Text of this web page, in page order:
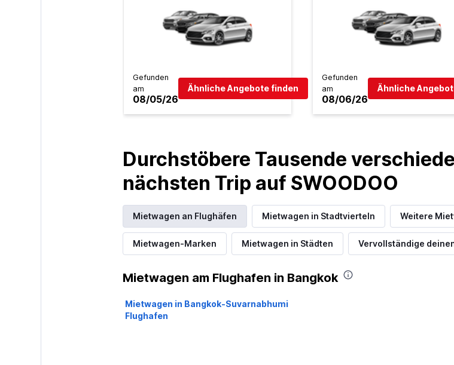
Gefunden
am
08/05/26
Ähnliche Angebote finden
Gefunden
am
08/06/26
Ähnliche
Durchstöbere Tausende
nächsten Trip auf SWOODOO
Mietwagen an Flughäfen Mietwagen in Stadtvierteln Weitere
Mietwagen-Marken Mietwagen in Städten Vervollständige
Mietwagen am Flughafen in Bangkok
Mietwagen in Bangkok-Suvarnabhumi
Flughafen